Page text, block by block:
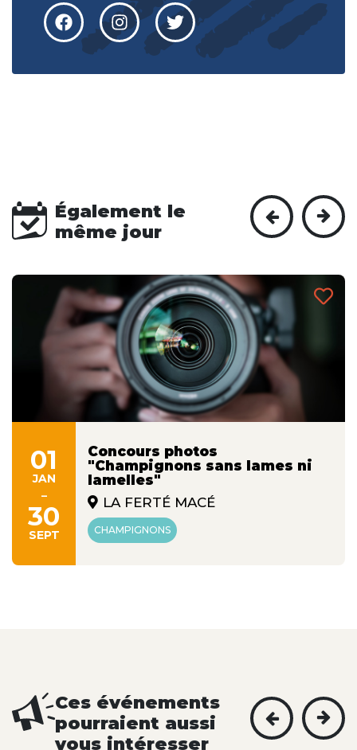
Également le
même jour
01
JAN
-
30
SEPT
Concours photos
"Champignons sans lames ni
lamelles"
LA FERTÉ MACÉ
CHAMPIGNONS
Ces événements
pourraient aussi
vous intéresser